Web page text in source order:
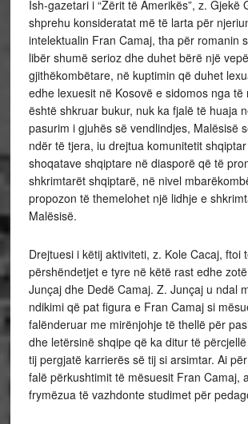
Ish-gazetari i “Zërit të Amerikës”, z. Gjekë
shprehu konsideratat më të larta për
intelektualin Fran Camaj, tha për romanin
libër shumë serioz dhe duhet bërë një
gjithëkombëtare, në kuptimin që duhet
edhe lexuesit në Kosovë e sidomos nga të
është shkruar bukur, nuk ka fjalë të huaja
pasurim i gjuhës së vendlindjes, Malësisë
ndër të tjera, iu drejtua komunitetit
shoqatave shqiptare në diasporë që të
shkrimtarët shqiptarë, në nivel
propozon të themelohet një lidhje e
Malësisë.
Drejtuesi i këtij aktiviteti, z. Kole Cacaj, ftoi
përshëndetjet e tyre në këtë rast edhe
Junçaj dhe Dedë Camaj. Z. Junçaj u ndal
ndikimi që pat figura e Fran Camaj si
falënderuar me mirënjohje të thellë për
dhe letërsinë shqipe që ka ditur të
tij pergjatë karrierës së tij si arsimtar. Ai
falë përkushtimit të mësuesit Fran Camaj,
frymëzua të vazhdonte studimet për